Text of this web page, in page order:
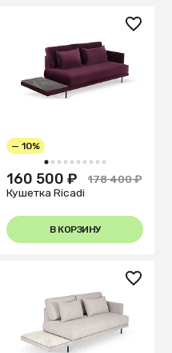
1 2 3 4 5 6 7 8 9 10
— 10%
160 500 ₽
178 400 ₽
Кушетка Ricadi
В КОРЗИНУ